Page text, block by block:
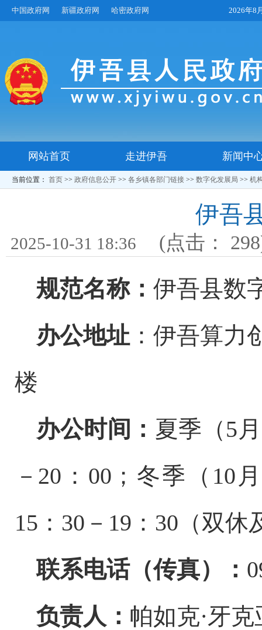
中国政府网 新疆政府网 哈密政府网 2026年8
网站首页 走进伊吾 新闻中
当前位置： 首页 >> 政府信息公开 >> 各乡镇各部门链接 >> 数字化发展局 >> 机
伊吾
2025-10-31 18:36 (点击： 298
规范名称：伊吾县数
办公地址：伊吾算力
楼
办公时间： 夏季（5
－20：00；冬季（10
15：30－19：30（双
联系电话（传真）：
负责人： 帕如克·牙克